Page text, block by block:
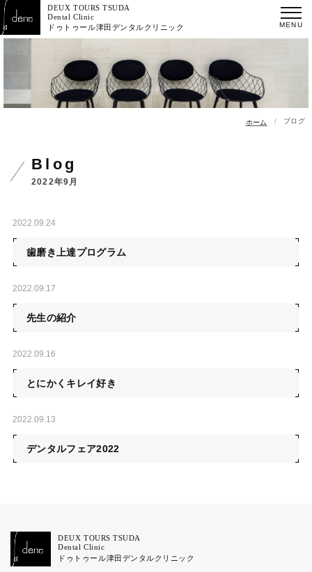
DEUX TOURS TSUDA
Dental Clinic
ドゥトゥール津田デンタルクリニック
ホーム ブログ
blog
2022年9月
2022.09.24
歯磨き上達プログラム
2022.09.17
先生の紹介
2022.09.16
とにかくキレイ好き
2022.09.13
デンタルフェア2022
DEUX TOURS TSUDA
Dental Clinic
ドゥトゥール津田デンタルクリニック